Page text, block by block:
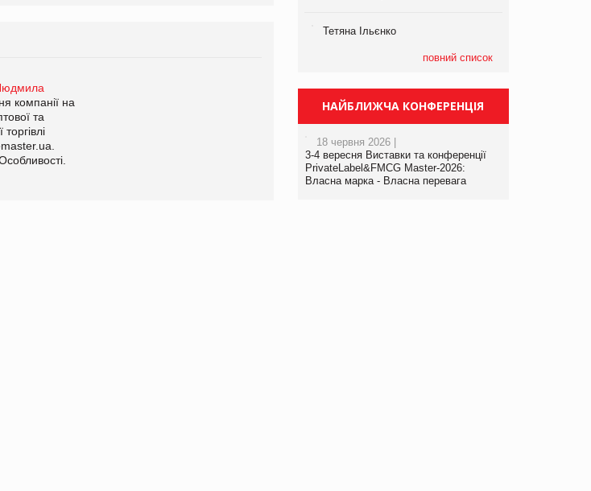
компанії на
та
торгівлі
Брагина Людмила
Просування компанії на
www.trademaster.ua.
правила. Особливості.
Тетяна Ільєнко
повний список
НАЙБЛИЖЧА КОНФЕРЕНЦІЯ
18 червня 2026 |
3-4 вересня Виставки та конференції
PrivateLabel&FMCG Master-2026:
Власна марка - Власна перевага